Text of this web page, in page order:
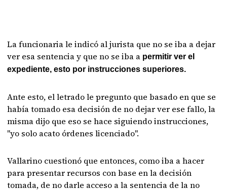
La funcionaria le indicó al jurista que no se iba a dejar
ver esa sentencia y que no se iba a permitir ver el
expediente, esto por instrucciones superiores.
Ante esto, el letrado le pregunto que basado en que se
había tomado esa decisión de no dejar ver ese fallo, la
misma dijo que eso se hace siguiendo instrucciones,
"yo solo acato órdenes licenciado".
Vallarino cuestionó que entonces, como iba a hacer
para presentar recursos con base en la decisión
tomada, de no darle acceso a la sentencia de la no